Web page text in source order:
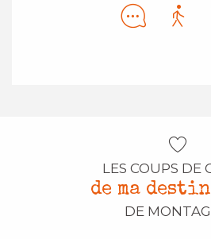
LES COUPS DE
de ma
DE